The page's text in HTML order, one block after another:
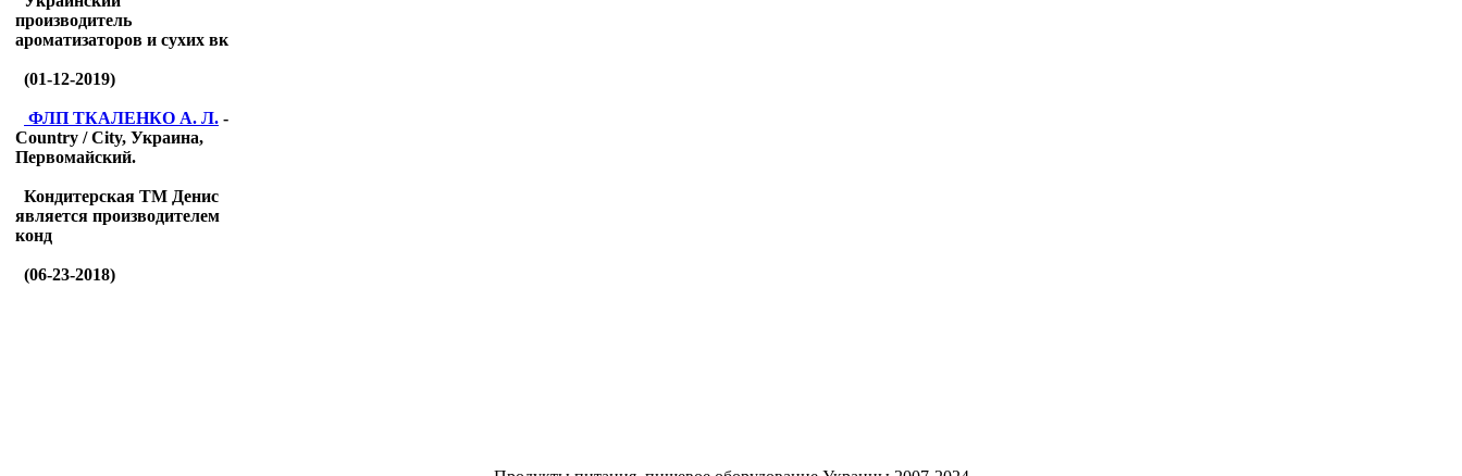
производитель
ароматизаторов и сухих вк
(01-12-2019)
ФЛП ТКАЛЕНКО А. Л. -
Country / City, Украина,
Первомайский.
Кондитерская ТМ Денис
является производителем
конд
(06-23-2018)